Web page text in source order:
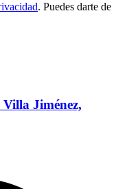
. Puedes darte de
Villa Jiménez,